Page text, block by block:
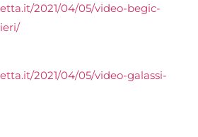
2021/04/05/video-begic-
2021/04/05/video-galassi-